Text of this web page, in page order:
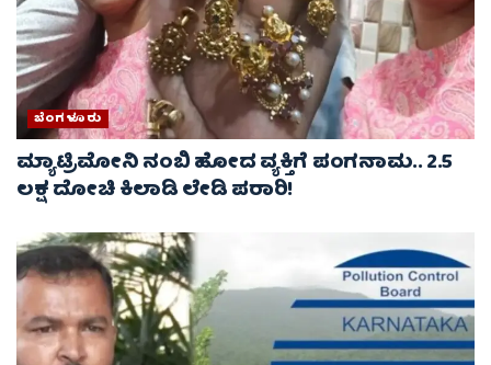
ಬೆಂಗಳೂರು
ಮ್ಯಾಟ್ರಿಮೋನಿ ನಂಬಿ ಹೋದ ವ್ಯಕ್ತಿಗೆ ಪಂಗನಾಮ.. 2.5
ಲಕ್ಷ ದೋಚಿ ಕಿಲಾಡಿ ಲೇಡಿ ಪರಾರಿ!